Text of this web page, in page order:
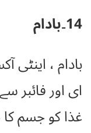
14۔بادام
بادام ،
ای اور فائبر
غذا کو جسم کا